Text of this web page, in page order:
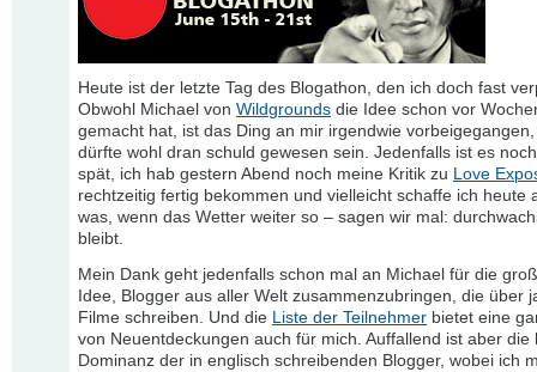
Heute ist der letzte Tag des Blogathon, den ich doch fast
Obwohl Michael von Wildgrounds die Idee schon vor
gemacht hat, ist das Ding an mir irgendwie
dürfte wohl dran schuld gewesen sein. Jedenfalls ist es
spät, ich hab gestern Abend noch meine Kritik zu Love
rechtzeitig fertig bekommen und vielleicht schaffe ich heute
was, wenn das Wetter weiter so – sagen wir mal:
bleibt.
Mein Dank geht jedenfalls schon mal an Michael für die
Idee, Blogger aus aller Welt zusammenzubringen, die über
Filme schreiben. Und die Liste der Teilnehmer bietet eine
von Neuentdeckungen auch für mich. Auffallend ist aber die
Dominanz der in englisch schreibenden Blogger, wobei ich